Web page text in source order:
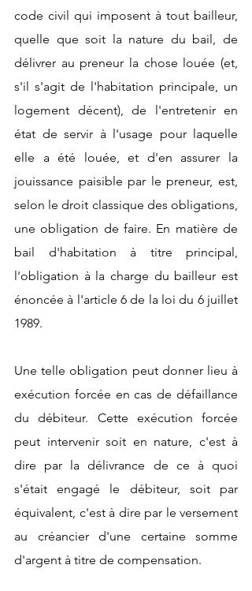
code civil qui imposent à tout bailleur,
quelle que soit la nature du bail, de
délivrer au preneur la chose louée (et,
s'il s'agit de l'habitation principale, un
logement décent), de l'entretenir en
état de servir à l'usage pour laquelle
elle a été louée, et d'en assurer la
jouissance paisible par le preneur, est,
selon le droit classique des obligations,
une obligation de faire. En matière de
bail d'habitation à titre principal,
l'obligation à la charge du bailleur est
énoncée à l'article 6 de la loi du 6 juillet
1989.
Une telle obligation peut donner lieu à
exécution forcée en cas de défaillance
du débiteur. Cette exécution forcée
peut intervenir soit en nature, c'est à
dire par la délivrance de ce à quoi
s'était engagé le débiteur, soit par
équivalent, c'est à dire par le versement
au créancier d'une certaine somme
d'argent à titre de compensation.